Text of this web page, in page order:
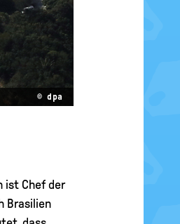
© dpa
ist Chef der
Brasilien